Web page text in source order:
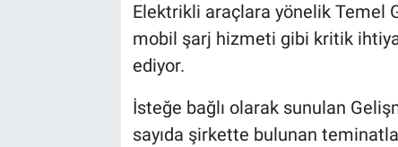
Elektrikli araçlara yönelik Temel
mobil şarj hizmeti gibi kritik
ediyor.
İsteğe bağlı olarak sunulan
sayıda şirkette bulunan